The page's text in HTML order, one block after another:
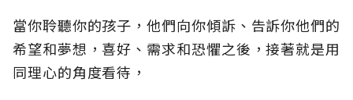
當你聆聽你的孩子，他們向你傾訴、告訴你他們的
希望和夢想，喜好、需求和恐懼之後，接著就是用
同理心的角度看待，